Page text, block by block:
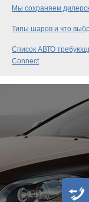
Мы сохраняем
Типы шаров и что
Список АВТО
Connect